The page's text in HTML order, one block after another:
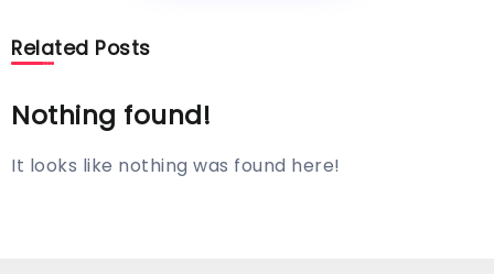
Related Posts
Nothing found!
It looks like nothing was found here!